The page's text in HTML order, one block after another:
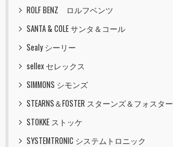
ROLF BENZ ロルフベンツ
SANTA & COLE サンタ＆コール
Sealy シーリー
sellex セレックス
SIMMONS シモンズ
STEARNS＆FOSTER スターンズ＆フォスター
STOKKE ストッケ
SYSTEMTRONIC システムトロニック